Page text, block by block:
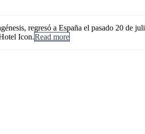
regresó a España el pasado 20 de
Icon.Read more